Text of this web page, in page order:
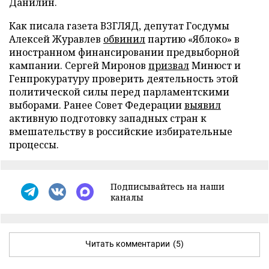
Как писала газета ВЗГЛЯД, депутат Госдумы
Алексей Журавлев обвинилпартию «Яблоко» в
иностранном финансировании предвыборной
кампании. Сергей Миронов призвалМинюст и
Генпрокуратуру проверить деятельность этой
политической силы перед парламентскими
выборами. Ранее Совет Федерациивыявил
активную подготовку западных стран к
вмешательству в российские избирательные
процессы.
Подписывайтесь на наши
каналы
Читать комментарии (5)